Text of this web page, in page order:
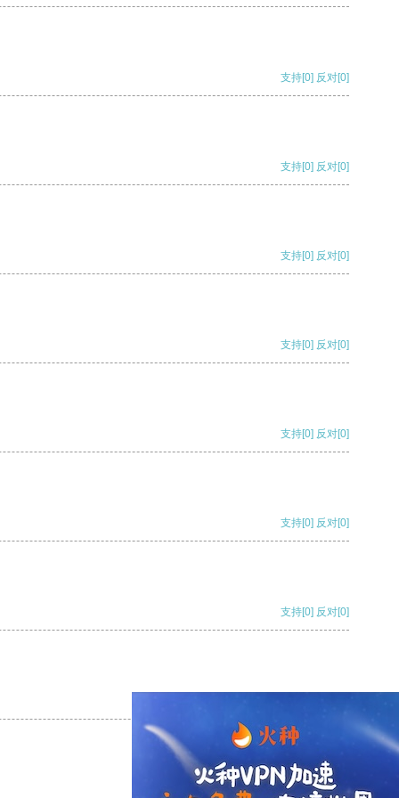
支持[0] 反对[0]
支持[0] 反对[0]
支持[0] 反对[0]
支持[0] 反对[0]
支持[0] 反对[0]
支持[0] 反对[0]
支持[0] 反对[0]
支持 [0] 反对 [0]